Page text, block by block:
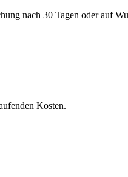
nach 30 Tagen oder auf
Kosten.